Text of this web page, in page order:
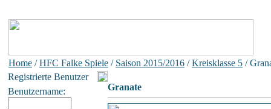
Home /HFC Falke Spiele / Saison 2015/2016 /Kreisklasse 5 /
Registrierte Benutzer
Benutzername:
Granate